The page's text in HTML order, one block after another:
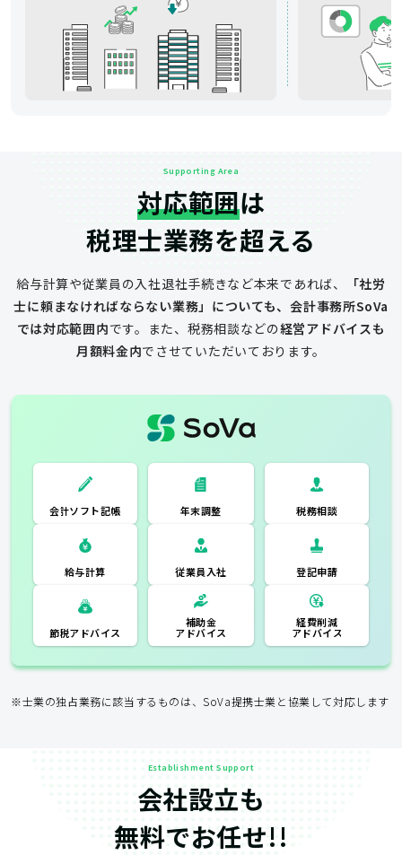
Supporting Area
対応範囲は
税理士業務を超える
給与計算や従業員の入社退社手続きなど本来であれば、
「社労
士に頼まなければならない業務」についても、会計事務所SoVa
では対応範囲内です。 また、税務相談などの経営アドバイスも
月額料金内でさせていただいております。
一般的な税理士
会計ソフト記
帳 年末調整 税務相談
会計ソフト記帳
年末調整
税務相談
給与計算
従業員入社
登記申請
節税アドバイス
補助金
アドバイス
アドバイス
※士業の独占業務に該当するものは、SoVa提携士業と協業して対応します
Establishment Support
会社設立も
無料でお任せ!!